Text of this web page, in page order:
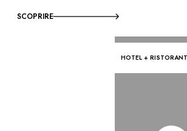
SCOPRIRE
HOTEL +